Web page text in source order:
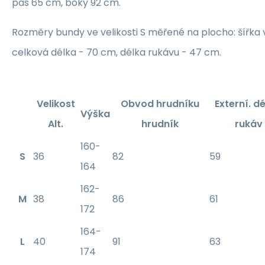
Rozměry bundy ve velikosti S měřené na plocho:
celková délka - 70 cm, délka rukávu - 47 cm.
Velikost
Alt.
Výška
Obvod hrudníku
hrudník
Externí.
rukáv
S 36
160-
164
82 59
M 38
162-
172
86 61
L 40
164-
174
91 63